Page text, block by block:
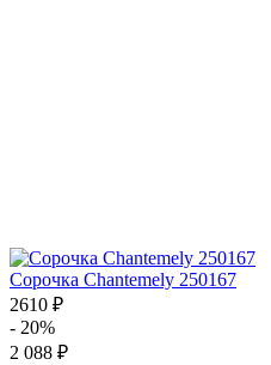
Сорочка Chantemely 250167
2610 ₽
- 20%
2 088 ₽